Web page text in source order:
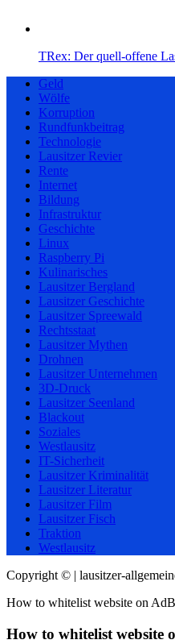
TRex: Der quell-offene
Geld
Wölfe
Korruption
Rundfunkbeitrag
Technologie
Lausitzer Revier
Rente
Internet
Bildung
Infrastruktur
Geschichte
Linux
Raspberry Pi
Kulinarisches
Lausitzer Bergland
Lausitzer Geschichte
Lausitzer Spreewald
Rechtsstaat
Lausitzer Mythen
Drohnen
Lausitzer Unternehmen
3D-Druck
Lausitzer Seenland
Blackout
Soziales
Westlausitz
IT-Sicherheit
Lausitzer Kriminalität
Lausitzer Literatur
Lausitzer Film
Lausitzer Fisch
Traktion
Westlausitz
Copyright © | lausitzer-
How to whitelist website on
How to whitelist website